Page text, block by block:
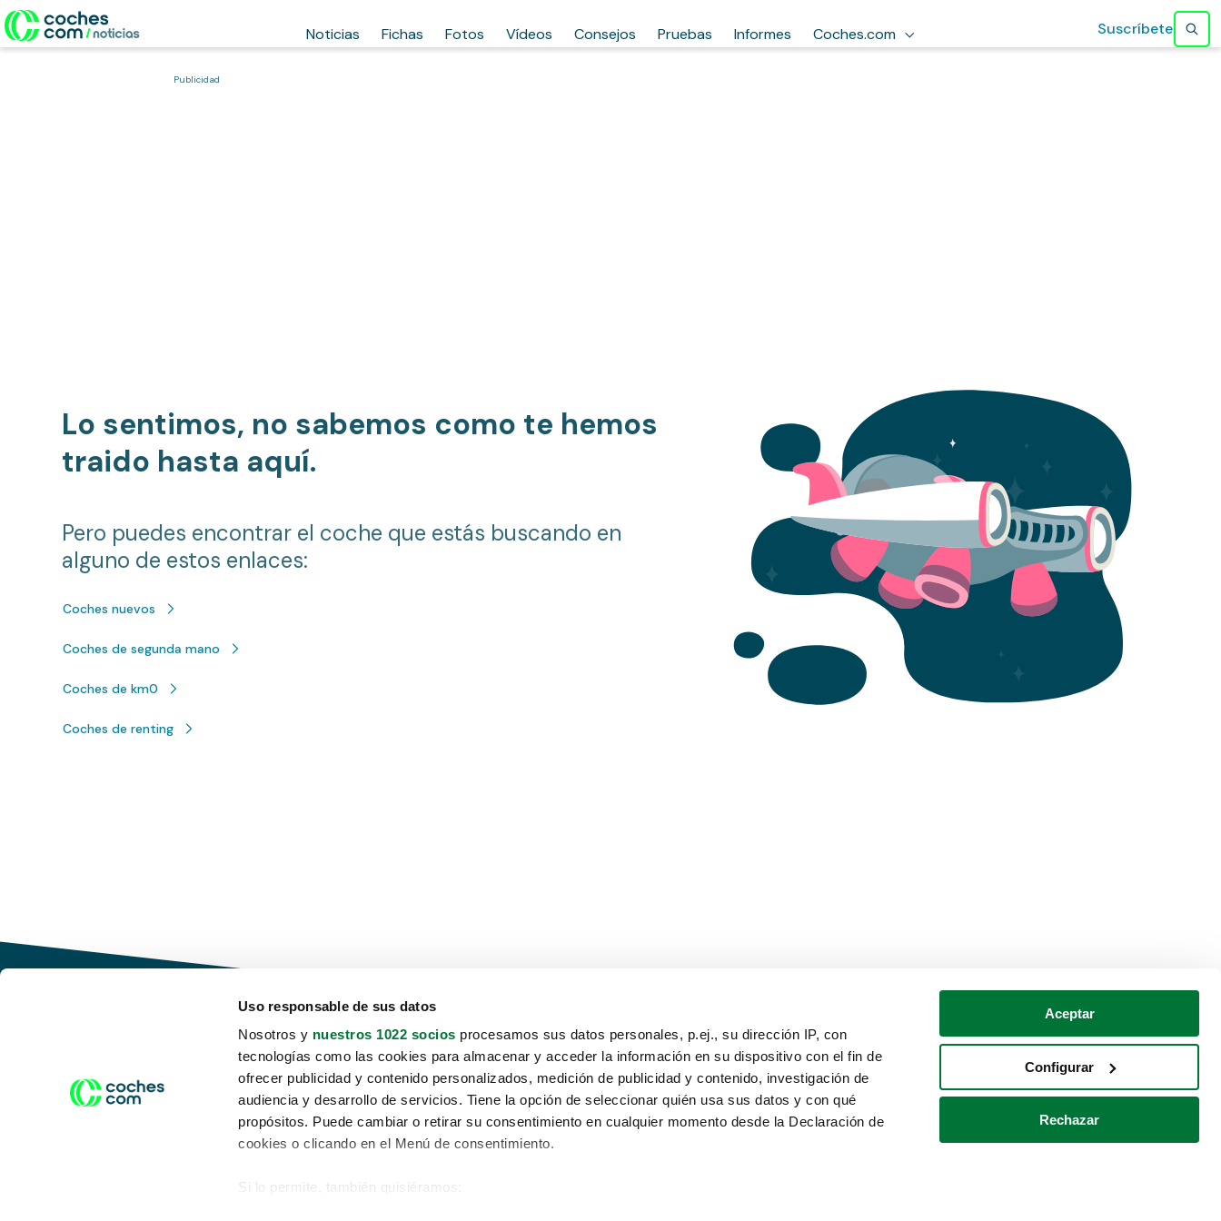
Uso responsable de sus datos
Nosotros y nuestros 1022 socios procesamos sus datos personales, p.ej., su dirección IP, con
tecnologías como las cookies para almacenar y acceder la información en su dispositivo con el fin de
ofrecer publicidad y contenido personalizados, medición de publicidad y contenido, investigación de
audiencia y desarrollo de servicios. Tiene la opción de seleccionar quién usa sus datos y con qué
propósitos. Puede cambiar o retirar su consentimiento en cualquier momento desde la Declaración de
cookies o clicando en el Menú de consentimiento.
Si lo permite, también quisiéramos:
Aceptar
Configurar
Rechazar
Noticias Fichas Fotos Vídeos Consejos Pruebas Informes Coches.com Suscríbete
Publicidad
Lo sentimos, no sabemos como te hemos
traido hasta aquí.
Pero puedes encontrar el coche que estás buscando en
alguno de estos enlaces:
Coches nuevos
Coches de segunda mano
Coches de km0
Coches de renting
Conduce tu futuro,
desata tu movilidad